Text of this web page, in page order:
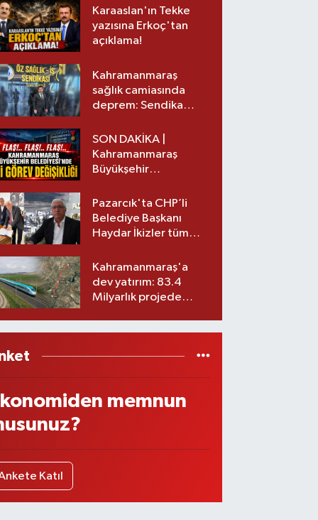
üst lige iki transfer!
Karaaslan'ın Tekke
yazısına Erkoç'tan
açıklama!
Kahramanmaraş
sağlık camiasında
deprem: Sendika
SON DAKİKA |
Kahramanmaraş
Büyükşehir
görev değişikliği!
Pazarcık'ta CHP’li
Belediye Başkanı
Haydar İkizler tüm
yeni partisi
Kahramanmaraş'a
dev yatırım: 83.4
Milyarlık projede
memnun
Katıl